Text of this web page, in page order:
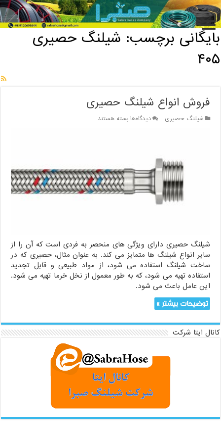
خانه / بایگانی برچسب: شیلنگ حصیری ۴۰۵
بایگانی برچسب: شیلنگ حصیری
۴۰۵
فروش انواع شیلنگ حصیری
شیلنگ حصیری دیدگاه‌هابرای
بسته هستند
شیلنگ حصیری دارای ویژگی های منحصر به فردی است که آن را از
سایر انواع شیلنگ ها متمایز می کند. به عنوان مثال، حصیری که در
ساخت شیلنگ استفاده می شود، از مواد طبیعی و قابل تجدید
استفاده تهیه می شود، که به طور معمول از نخل خرما تهیه می شود.
این عامل باعث می شود.
توضیحات بیشتر »
کانال ایتا شرکت